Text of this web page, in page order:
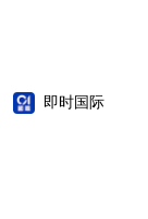
即时国际